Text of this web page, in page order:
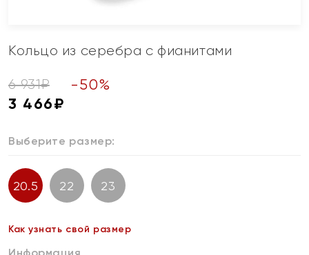
Кольцо из серебра с фианитами
6 931₽ -50%
3 466₽
Выберите размер:
20.5 22 23
Как узнать свой размер